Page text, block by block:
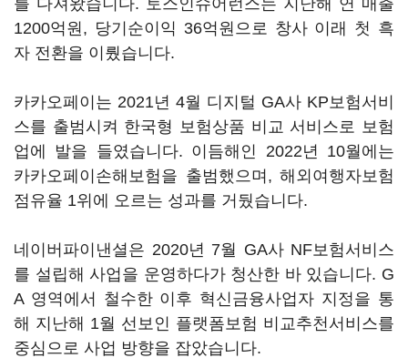
를 다져왔습니다. 토스인슈어런스는 지난해 연 매출
1200억원, 당기순이익 36억원으로 창사 이래 첫 흑
자 전환을 이뤘습니다.
카카오페이는 2021년 4월 디지털 GA사 KP보험서비
스를 출범시켜 한국형 보험상품 비교 서비스로 보험
업에 발을 들였습니다. 이듬해인 2022년 10월에는
카카오페이손해보험을 출범했으며, 해외여행자보험
점유율 1위에 오르는 성과를 거뒀습니다.
네이버파이낸셜은 2020년 7월 GA사 NF보험서비스
를 설립해 사업을 운영하다가 청산한 바 있습니다. G
A 영역에서 철수한 이후 혁신금융사업자 지정을 통
해 지난해 1월 선보인 플랫폼보험 비교추천서비스를
중심으로 사업 방향을 잡았습니다.